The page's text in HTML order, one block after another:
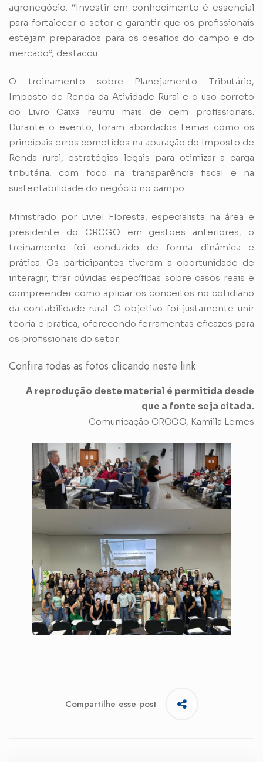
agronegócio. “Investir em conhecimento é essencial
para fortalecer o setor e garantir que os profissionais
estejam preparados para os desafios do campo e do
mercado”, destacou.
O treinamento sobre Planejamento Tributário,
Imposto de Renda da Atividade Rural e o uso correto
do Livro Caixa reuniu mais de cem profissionais.
Durante o evento, foram abordados temas como os
principais erros cometidos na apuração do Imposto de
Renda rural, estratégias legais para otimizar a carga
tributária, com foco na transparência fiscal e na
sustentabilidade do negócio no campo.
Ministrado por Liviel Floresta, especialista na área e
presidente do CRCGO em gestões anteriores, o
treinamento foi conduzido de forma dinâmica e
prática. Os participantes tiveram a oportunidade de
interagir, tirar dúvidas específicas sobre casos reais e
compreender como aplicar os conceitos no cotidiano
da contabilidade rural. O objetivo foi justamente unir
teoria e prática, oferecendo ferramentas eficazes para
os profissionais do setor.
Confira todas as fotos clicando neste link
A reprodução deste material é permitida desde
que a fonte seja citada.
Comunicação CRCGO, Kamilla Lemes
Compartilhe esse post